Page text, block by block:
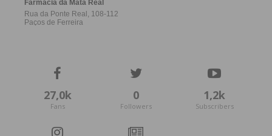
27,0k
Fans
0
Followers
1,2k
Subscribers